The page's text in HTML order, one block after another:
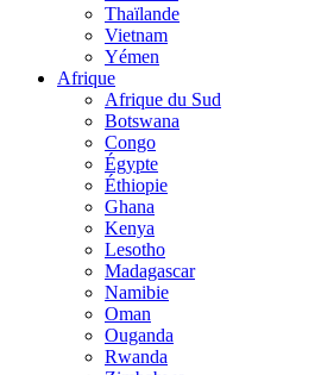
Thaïlande
Vietnam
Yémen
Afrique
Afrique du Sud
Botswana
Congo
Égypte
Éthiopie
Ghana
Kenya
Lesotho
Madagascar
Namibie
Oman
Ouganda
Rwanda